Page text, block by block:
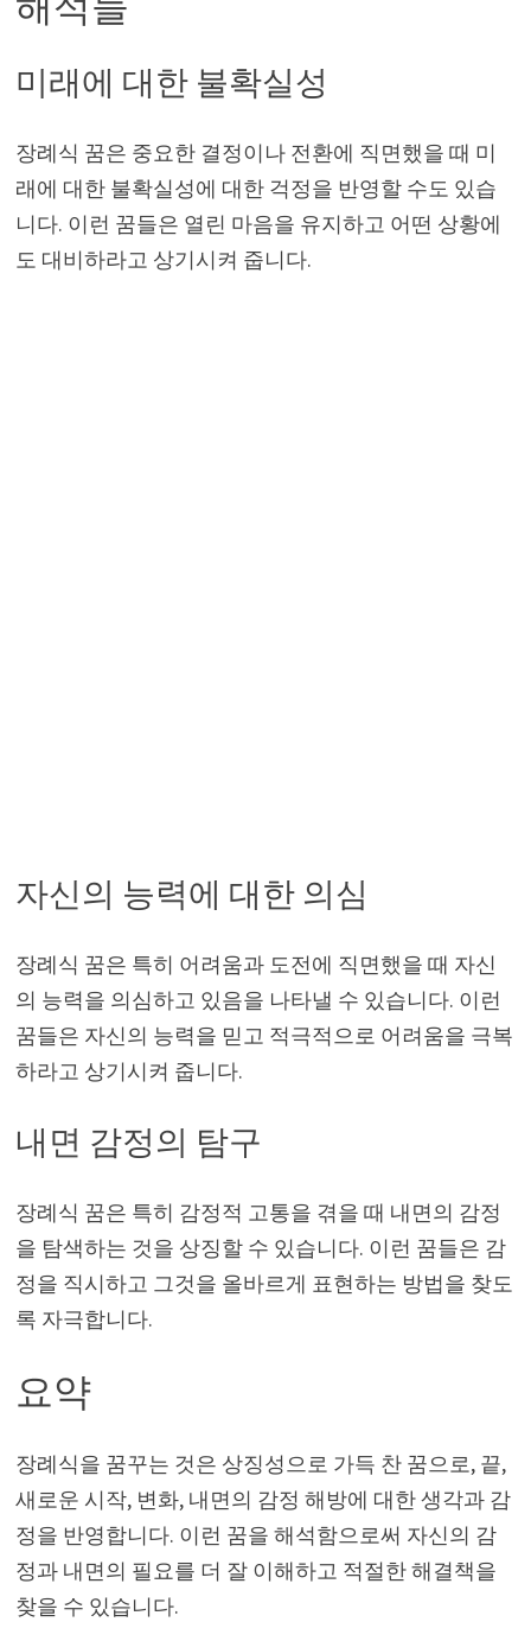
미래에 대한 불확실성
장례식 꿈은 중요한 결정이나 전환에 직면했을 때 미
래에 대한 불확실성에 대한 걱정을 반영할 수도 있습
니다. 이런 꿈들은 열린 마음을 유지하고 어떤 상황에
도 대비하라고 상기시켜 줍니다.
자신의 능력에 대한 의심
장례식 꿈은 특히 어려움과 도전에 직면했을 때 자신
의 능력을 의심하고 있음을 나타낼 수 있습니다. 이런
꿈들은 자신의 능력을 믿고 적극적으로 어려움을 극복
하라고 상기시켜 줍니다.
내면 감정의 탐구
장례식 꿈은 특히 감정적 고통을 겪을 때 내면의 감정
을 탐색하는 것을 상징할 수 있습니다. 이런 꿈들은 감
정을 직시하고 그것을 올바르게 표현하는 방법을 찾도
록 자극합니다.
요약
장례식을 꿈꾸는 것은 상징성으로 가득 찬 꿈으로, 끝,
새로운 시작, 변화, 내면의 감정 해방에 대한 생각과 감
정을 반영합니다. 이런 꿈을 해석함으로써 자신의 감
정과 내면의 필요를 더 잘 이해하고 적절한 해결책을
찾을 수 있습니다.